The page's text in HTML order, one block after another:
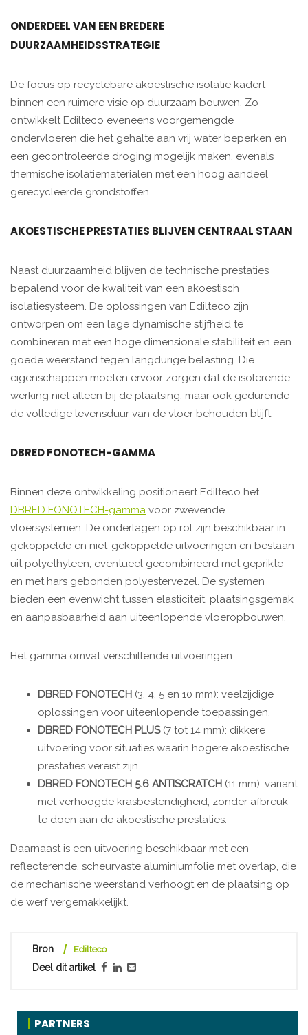
ONDERDEEL VAN EEN BREDERE
DUURZAAMHEIDSSTRATEGIE
De focus op recyclebare akoestische isolatie kadert
binnen een ruimere visie op duurzaam bouwen. Zo
ontwikkelt Edilteco eveneens voorgemengde
ondervloeren die het gehalte aan vrij water beperken en
een gecontroleerde droging mogelijk maken, evenals
thermische isolatiematerialen met een hoog aandeel
gerecycleerde grondstoffen.
AKOESTISCHE PRESTATIES BLIJVEN CENTRAAL STAAN
Naast duurzaamheid blijven de technische prestaties
bepalend voor de kwaliteit van een akoestisch
isolatiesysteem. De oplossingen van Edilteco zijn
ontworpen om een lage dynamische stijfheid te
combineren met een hoge dimensionale stabiliteit en een
goede weerstand tegen langdurige belasting. Die
eigenschappen moeten ervoor zorgen dat de isolerende
werking niet alleen bij de plaatsing, maar ook gedurende
de volledige levensduur van de vloer behouden blijft.
DBRED FONOTECH-GAMMA
Binnen deze ontwikkeling positioneert Edilteco het
DBRED FONOTECH-gamma voor zwevende
vloersystemen. De onderlagen op rol zijn beschikbaar in
gekoppelde en niet-gekoppelde uitvoeringen en bestaan
uit polyethyleen, eventueel gecombineerd met geprikte
en met hars gebonden polyestervezel. De systemen
bieden een evenwicht tussen elasticiteit, plaatsingsgemak
en aanpasbaarheid aan uiteenlopende vloeropbouwen.
Het gamma omvat verschillende uitvoeringen:
DBRED FONOTECH (3, 4, 5 en 10 mm): veelzijdige
oplossingen voor uiteenlopende toepassingen.
DBRED FONOTECH PLUS(7 tot 14 mm): dikkere
uitvoering voor situaties waarin hogere akoestische
prestaties vereist zijn.
DBRED FONOTECH 5.6 ANTISCRATCH (11 mm): variant
met verhoogde krasbestendigheid, zonder afbreuk
te doen aan de akoestische prestaties.
Daarnaast is een uitvoering beschikbaar met een
reflecterende, scheurvaste aluminiumfolie met overlap, die
de mechanische weerstand verhoogt en de plaatsing op
de werf vergemakkelijkt.
Bron Edilteco
Deel dit artikel
PARTNERS